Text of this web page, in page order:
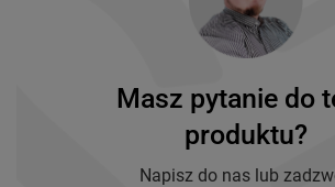
Masz pytanie do
produktu?
Napisz do nas lub